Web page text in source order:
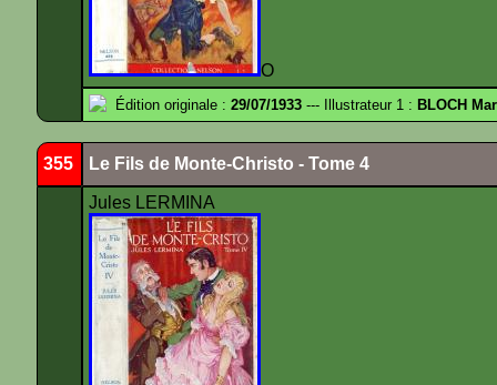
O
Édition originale : 29/07/1933 --- Illustrateur 1 : BLOCH
355 Le Fils de Monte-Christo - Tome 4
Jules LERMINA